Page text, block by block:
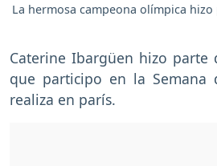
La hermosa campeona olímpica
Caterine Ibargüen hizo parte
que participo en la Semana
realiza en parís.